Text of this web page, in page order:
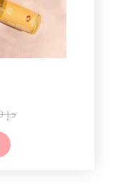
د.إ553.30